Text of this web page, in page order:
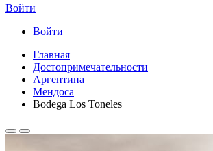
Войти
Войти
Главная
Достопримечательности
Аргентина
Мендоса
Bodega Los Toneles